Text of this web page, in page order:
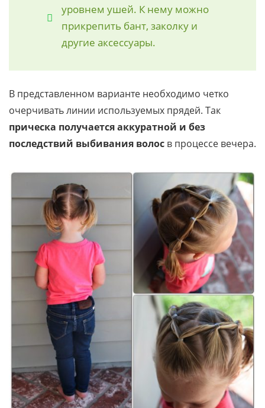
уровнем ушей. К нему можно
прикрепить бант, заколку и
другие аксессуары.
В представленном варианте необходимо четко
очерчивать линии используемых прядей. Так
прическа получается аккуратной и без
последствий выбивания волос в процессе вечера.